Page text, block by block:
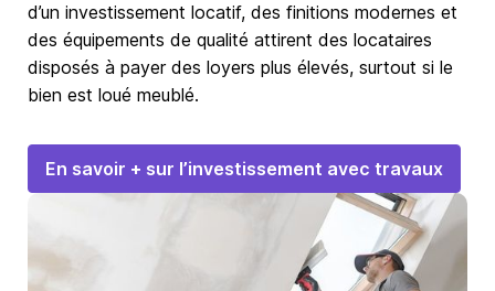
d’un investissement locatif, des finitions modernes et
des équipements de qualité attirent des locataires
disposés à payer des loyers plus élevés, surtout si le
bien est loué meublé.
En savoir + sur l’investissement avec travaux